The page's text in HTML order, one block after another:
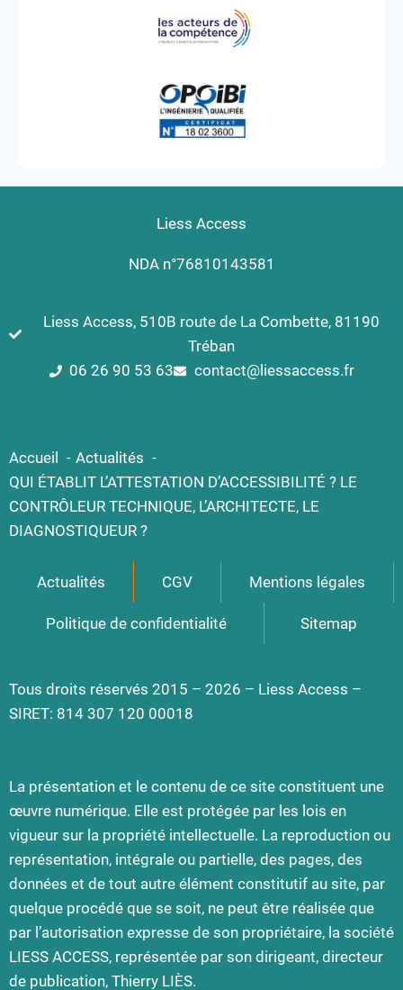
Liess Access
NDA n°76810143581
Liess Access, 510B route de La Combette, 81190
Tréban
06 26 90 53 63
contact@liessaccess.fr
Accueil
Actualités
QUI ÉTABLIT L’ATTESTATION D’ACCESSIBILITÉ ? LE
CONTRÔLEUR TECHNIQUE, L’ARCHITECTE, LE
DIAGNOSTIQUEUR ?
Actualités CGV Mentions légales
Politique de confidentialité Sitemap
Tous droits réservés 2015 – 2026 – Liess Access –
SIRET: 814 307 120 00018
La présentation et le contenu de ce site constituent une
œuvre numérique. Elle est protégée par les lois en
vigueur sur la propriété intellectuelle. La reproduction ou
représentation, intégrale ou partielle, des pages, des
données et de tout autre élément constitutif au site, par
quelque procédé que se soit, ne peut être réalisée que
par l’autorisation expresse de son propriétaire, la société
LIESS ACCESS, représentée par son dirigeant, directeur
de publication, Thierry LIÈS.